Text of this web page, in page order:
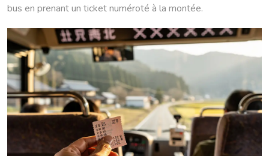
bus en prenant un ticket numéroté à la montée.